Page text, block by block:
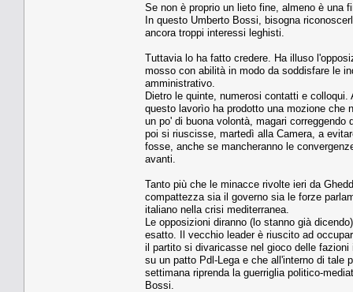
Se non è proprio un lieto fine, almeno è una
In questo Umberto Bossi, bisogna
ancora troppi interessi leghisti.
Tuttavia lo ha fatto credere. Ha illuso
mosso con abilità in modo da soddisfare le
amministrativo.
Dietro le quinte, numerosi contatti e
questo lavorìo ha prodotto una mozione che
un po' di buona volontà, magari
poi si riuscisse, martedì alla Camera, a
fosse, anche se mancheranno le
avanti.
Tanto più che le minacce rivolte ieri da
compattezza sia il governo sia le forze
italiano nella crisi mediterranea.
Le opposizioni diranno (lo stanno già
esatto. Il vecchio leader è riuscito ad
il partito si divaricasse nel gioco delle
su un patto Pdl-Lega e che all'interno di tale
settimana riprenda la guerriglia politico-
Bossi.